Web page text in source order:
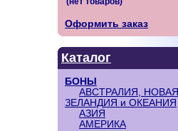
Оформить заказ
Каталог
БОНЫ
АВСТРАЛИЯ, НОВАЯ
ЗЕЛАНДИЯ и ОКЕАНИЯ
АЗИЯ
АМЕРИКА